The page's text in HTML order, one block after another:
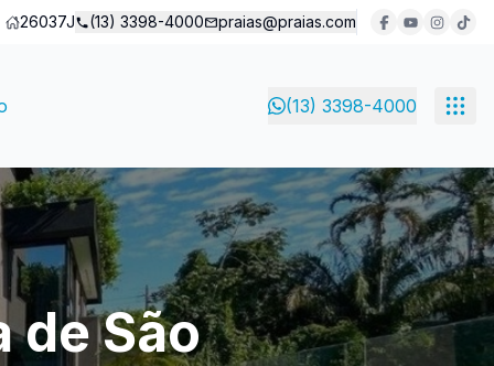
26037J (13) 3398-4000 praias@praias.com
(13) 3398-4000
de São